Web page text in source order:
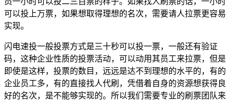
可以投上万票，如果想取得理想的名次，需要请人拉票更容易
实现。
闪电速投一般投票方式是三十秒可以投一票，一般还有验证
码，这种企业性质的投票活动，可以动用其员工来拉票，但是
即使是这样，投票的数目，远远是达不到理想的水平的，有的
企业员工多，有的直接找人代刷，凭借着自身的资源想获得良
好的名次，是不能够实现的。所以我们需要专业的刷票团队来